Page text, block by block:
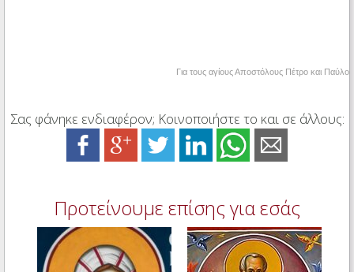
Για τους αγίους Αποστόλους Πέτρο και Παύλο
Σας φάνηκε ενδιαφέρον; Κοινοποιήστε το και σε άλλους:
Προτείνουμε επίσης για εσάς